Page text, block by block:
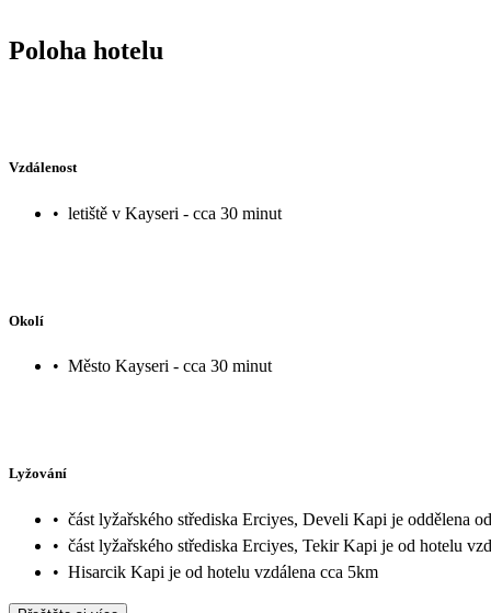
Poloha hotelu
Vzdálenost
• letiště v Kayseri - cca 30 minut
Okolí
• Město Kayseri - cca 30 minut
Lyžování
• část lyžařského střediska Erciyes, Develi Kapi je oddělena
• část lyžařského střediska Erciyes, Tekir Kapi je od hotelu
• Hisarcik Kapi je od hotelu vzdálena cca 5km